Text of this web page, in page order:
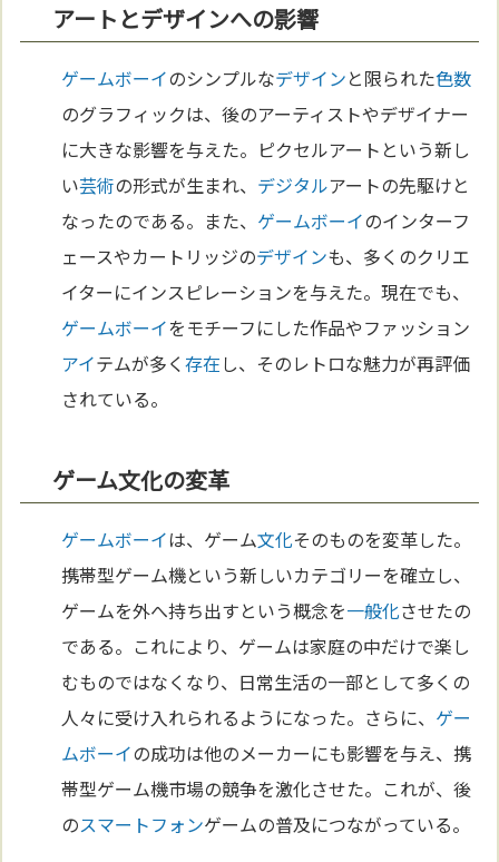
アートとデザインへの影響
ゲームボーイのシンプルなデザインと限られた色数
のグラフィックは、後のアーティストやデザイナー
に大きな影響を与えた。ピクセルアートという新し
い芸術の形式が生まれ、 デジタルアートの先駆けと
なったのである。また、 ゲームボーイのインターフ
ェースやカートリッジのデザインも、多くのクリエ
イターにインスピレーションを与えた。現在でも、
ゲームボーイをモチーフにした作品やファッション
アイテムが多く存在し、そのレトロな魅力が再評価
されている。
ゲーム文化の変革
ゲームボーイは、ゲーム文化そのものを変革した。
携帯型ゲーム機という新しいカテゴリーを確立し、
ゲームを外へ持ち出すという概念を一般化させたの
である。これにより、ゲームは家庭の中だけで楽し
むものではなくなり、日常生活の一部として多くの
人々に受け入れられるようになった。さらに、 ゲー
ムボーイの成功は他のメーカーにも影響を与え、携
帯型ゲーム機市場の競争を激化させた。これが、後
のスマートフォンゲームの普及につながっている。